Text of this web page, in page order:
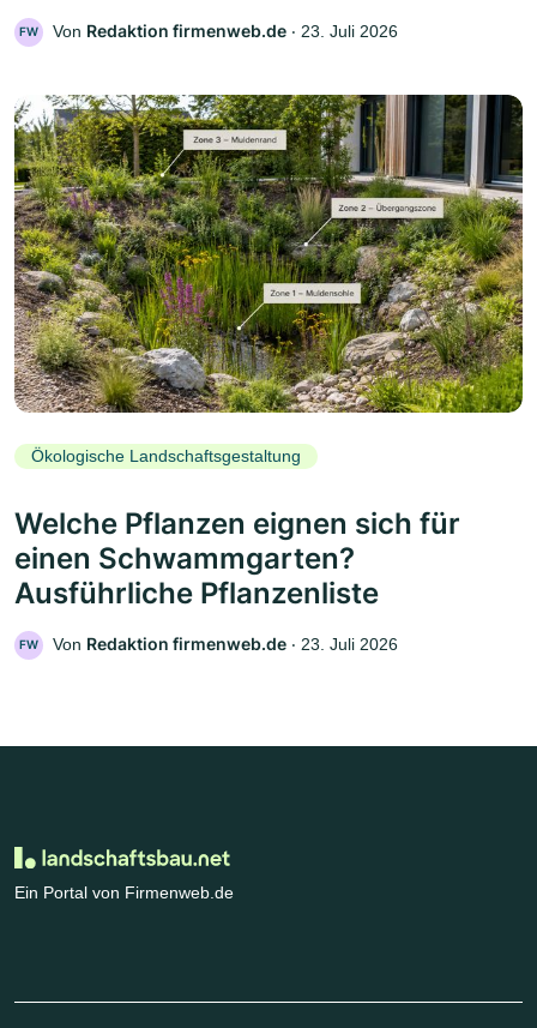
FW Von Redaktion firmenweb.de ‧ 23. Juli 2026
Ökologische Landschaftsgestaltung
Welche Pflanzen eignen sich für
einen Schwammgarten?
Ausführliche Pflanzenliste
FW Von Redaktion firmenweb.de ‧ 23. Juli 2026
Ein Portal von Firmenweb.de